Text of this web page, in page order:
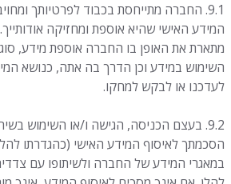
9.1. החברה מתייחסת בכבוד לפרטיותך
המידע האישי שהיא אוספת ומחזיקה
מתארת את האופן בו החברה אוספת מידע,
השימוש במידע וכן הדרך בה אתה, כנושא
לעדכנו או לבקש למחקו.
9.2. בעצם הכניסה, הגישה ו/או השימוש
הסכמתך לאיסוף המידע האישי (כהגדרתו
במאגרי המידע של החברה ולשיתופו עם